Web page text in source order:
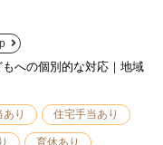
への個別的な対応｜地域
り 住宅手当あり
育休あり